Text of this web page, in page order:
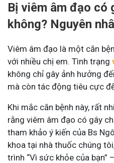
Bị viêm âm đạo có
không? Nguyên
Viêm âm đạo là một căn
với nhiều chị em. Tình trạng
không chỉ gây ảnh hưởng
mà còn tác động tiêu cực
Khi mắc căn bệnh này, rất
rằng viêm âm đạo có gây
tham khảo ý kiến của Bs
khoa tại nhà thuốc chúng
trình “Vì sức khỏe của bạn”